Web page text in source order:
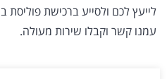
לייעץ לכם ולסייע ברכישת פוליסת
עמנו קשר וקבלו שירות מעולה.